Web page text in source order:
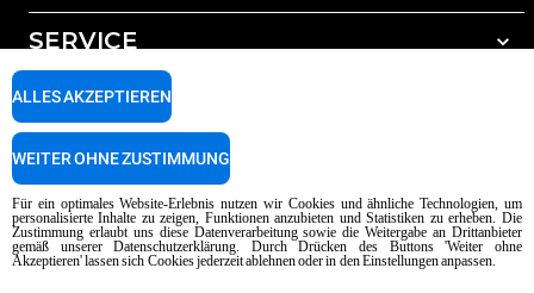
Wasseraufbereitung mit Kunstharzfiltern
Wasseraufbereitung durch Umkehrosmose
Unsere Standorte weltweit
SERVICE
Unox garantie
Händler Suche
Copyright 2026 UNOX SpA Alle Rechte vorbehalten. Reg. Imp. Padova n °
04230750285 - REA Padova 372835 - Kap. Soc. 5.000.000 € iv - P.IVA / CF
04230750285 - IT WEEE Reg. No. IT08020000000377
AI Content Disclaimer Privacy policy Cookie policy
Für ein optimales Website-Erlebnis nutzen wir Cookies und ähnliche Technologien, um
personalisierte Inhalte zu zeigen, Funktionen anzubieten und Statistiken zu erheben. Die
Zustimmung erlaubt uns diese Datenverarbeitung sowie die Weitergabe an Drittanbieter
gemäß unserer Datenschutzerklärung. Durch Drücken des Buttons 'Weiter ohne
Akzeptieren' lassen sich Cookies jederzeit ablehnen oder in den Einstellungen anpassen.
ALLES AKZEPTIEREN
WEITER OHNE ZUSTIMMUNG